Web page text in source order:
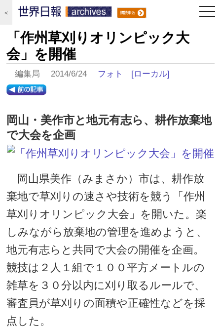
＜
「作州草刈りオリンピック大
会」を開催
編集局 2014/6/24 フォト [ローカル]
岡山・美作市と地元有志ら、耕作放棄地
で大会を企画
岡山県美作（みまさか）市は、耕作放
棄地で草刈りの速さや技術を競う「作州
草刈りオリンピック大会」を開いた。楽
しみながら放棄地の管理を進めようと、
地元有志らと共同で大会の開催を企画。
競技は２人１組で１００平方メートルの
雑草を３０分以内に刈り取るルールで、
審査員が草刈りの面積や正確性などを採
点した。